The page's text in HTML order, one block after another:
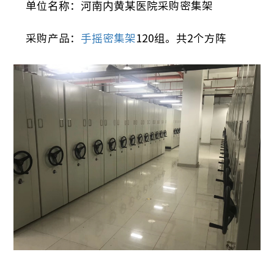
单位名称：河南内黄某医院采购密集架
采购产品：手摇密集架120组。共2个方阵